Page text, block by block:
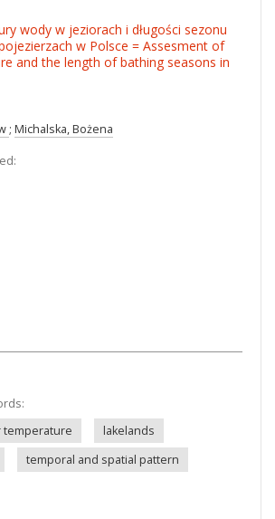
wody w jeziorach i długości sezonu
w Polsce = Assesment of
and the length of bathing seasons in
; Michalska, Bożena
temperature
lakelands
temporal and spatial pattern